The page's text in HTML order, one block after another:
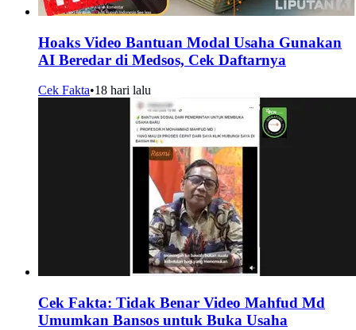
Hoaks Video Bantuan Modal Usaha Gunakan
AI Beredar di Medsos, Cek Daftarnya
Cek Fakta•18 hari lalu
Cek Fakta: Tidak Benar Video Mahfud Md
Umumkan Bansos untuk Buka Usaha